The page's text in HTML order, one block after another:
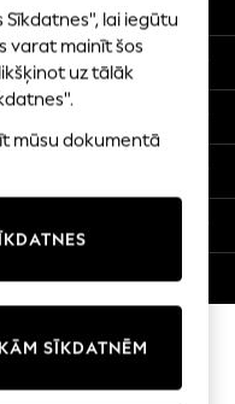
tiesības aizsargātas.
Sīkdatnes", lai iegūtu
varat mainīt šos
uz tālāk
mūsu dokumentā
SĪKDATNĒM